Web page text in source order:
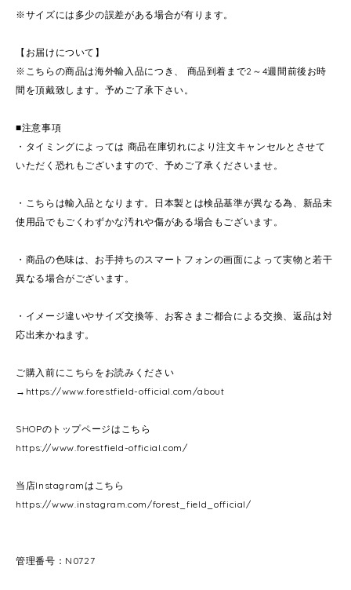
※サイズには多少の誤差がある場合が有ります。
【お届けについて】
※こちらの商品は海外輸入品につき、 商品到着まで2～4週間前後お時
間を頂戴致します。予めご了承下さい。
■注意事項
・タイミングによっては 商品在庫切れにより注文キャンセルとさせて
いただく恐れもございますので、予めご了承くださいませ。
・こちらは輸入品となります。日本製とは検品基準が異なる為、新品未
使用品でもごくわずかな汚れや傷がある場合もございます。
・商品の色味は、お手持ちのスマートフォンの画面によって実物と若干
異なる場合がございます。
・イメージ違いやサイズ交換等、お客さまご都合による交換、返品は対
応出来かねます。
ご購入前にこちらをお読みください
→ https://www.forestfield-official.com/about
SHOPのトップページはこちら
https://www.forestfield-official.com/
当店Instagramはこちら
https://www.instagram.com/forest_field_official/
管理番号：N0727